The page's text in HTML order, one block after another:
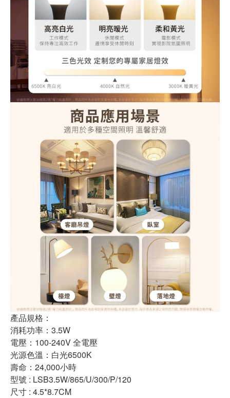
產品規格：
消耗功率：3.5W
電壓：100-240V 全電壓
光源色溫：白光6500K
壽命：24,000小時
型號 : LSB3.5W/865/U/300/P/120
尺寸 : 4.5*8.7CM